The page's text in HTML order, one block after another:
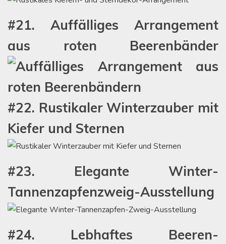
#21. Auffälliges Arrangement
aus roten Beerenbänder
#22. Rustikaler Winterzauber mit
Kiefer und Sternen
#23. Elegante Winter-
Tannenzapfenzweig-Ausstellung
#24. Lebhaftes Beeren-